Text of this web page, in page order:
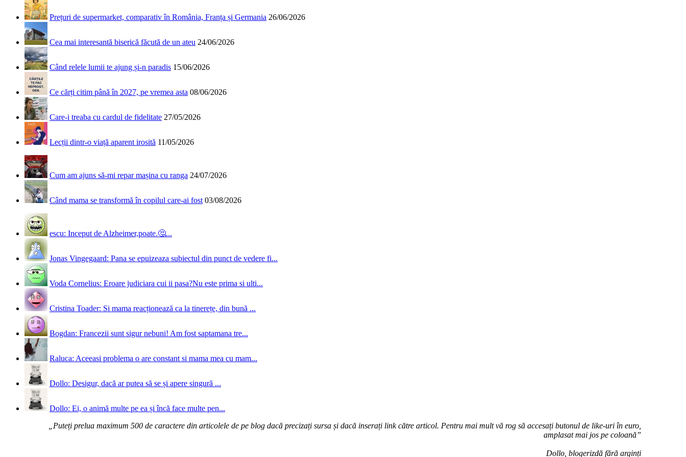
Prețuri de supermarket, comparativ în România, Franța și Germania 26/06/2026
Cea mai interesantă biserică făcută de un ateu 24/06/2026
Când relele lumii te ajung și-n paradis 15/06/2026
Ce cărți citim până în 2027, pe vremea asta 08/06/2026
Care-i treaba cu cardul de fidelitate 27/05/2026
Lecții dintr-o viață aparent irosită 11/05/2026
Cum am ajuns să-mi repar mașina cu ranga 24/07/2026
Când mama se transformă în copilul care-ai fost 03/08/2026
escu: Inceput de Alzheimer,poate.🤔...
Jonas Vingegaard: Pana se epuizeaza subiectul din punct de vedere fi...
Voda Cornelius: Eroare judiciara cui ii pasa?Nu este prima si ulti...
Cristina Toader: Si mama reacționează ca la tinerețe, din bună ...
Bogdan: Francezii sunt sigur nebuni! Am fost saptamana tre...
Raluca: Aceeasi problema o are constant si mama mea cu mam...
Dollo: Desigur, dacă ar putea să se și apere singură ...
Dollo: Ei, o animă multe pe ea și încă face multe pen...
„Puteți prelua maximum 500 de caractere din articolele de pe blog dacă precizați sursa și dacă inserați link către articol. Pentru mai mult vă rog să accesați butonul de like-uri în euro,
amplasat mai jos pe coloană”
Dollo, blogerizdă fără arginți